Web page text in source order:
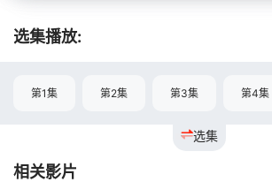
选集播放:
选集
第1集 第2集 第3集 第4集
相关影片